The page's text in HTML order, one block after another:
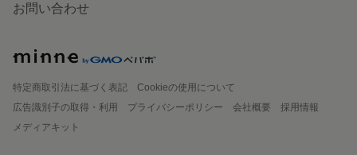
お問い合わせ
特定商取引法に基づく表記
Cookieの使用について
広告識別子の取得・利用
プライバシーポリシー 会社概要
採用情報
メディアキット